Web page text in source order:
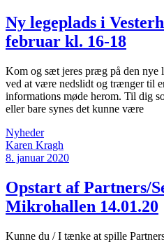
Ny legeplads i
februar kl. 16-18
Kom og sæt jeres præg på den nye
ved at være nedslidt og trænger til
informations møde herom. Til dig
eller bare synes det kunne være
Nyheder
Karen Kragh
8. januar 2020
Opstart af Partners/
Mikrohallen 14.01.20
Kunne du / I tænke at spille